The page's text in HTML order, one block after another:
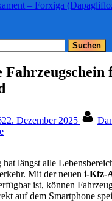
– Forxiga
Fahrzeugschein
22. Dezember 2025
zu
Fahrzeugschein
für
Deutschland
längst alle
Mit der neuen i-Kfz-
ist, können
auf dem Smartphone